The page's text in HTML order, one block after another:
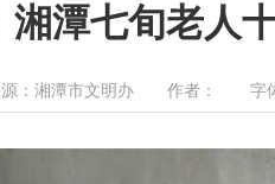
湘潭七旬老人
源：湘潭市文明办 作者： 字